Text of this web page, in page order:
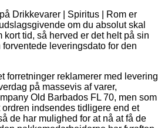
Drikkevarer | Spiritus | Rom er
om du absolut skal
kort tid, så herved er det helt på sin
leveringsdato for den
forretninger reklamerer med levering
på massevis af varer,
Old Barbados FL 70, men som
ordren indsendes tidligere end et
de har mulighed for at nå at få de